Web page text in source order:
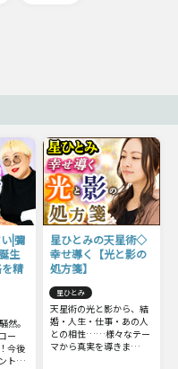
|彌
生
精
然。
ー
今後
トと
星ひとみの天星術◇
幸せ導く【光と影の
処方箋】
星ひとみ
天星術の光と影から、結
婚・人生・仕事・あの人
との相性……様々なテー
マから真実を導きま